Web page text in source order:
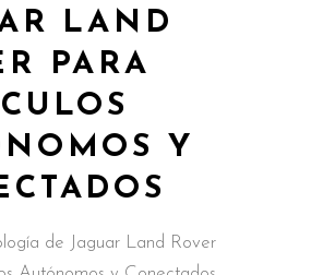
LAND
PARA
Y
de Jaguar Land Rover